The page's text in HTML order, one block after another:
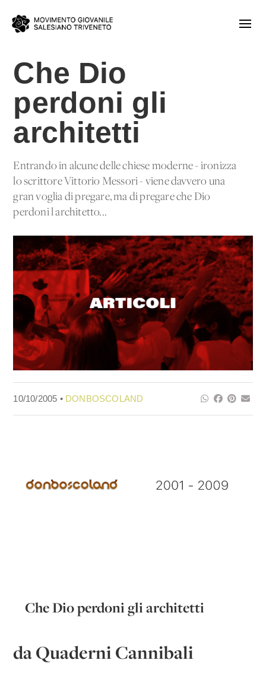
Che Dio
perdoni gli
architetti
Entrando in alcune delle chiese moderne - ironizza
lo scrittore Vittorio Messori - viene davvero una
gran voglia di pregare, ma di pregare che Dio
perdoni l'architetto...
10/10/2005 • DONBOSCOLAND
Che Dio perdoni gli architetti
da Quaderni Cannibali